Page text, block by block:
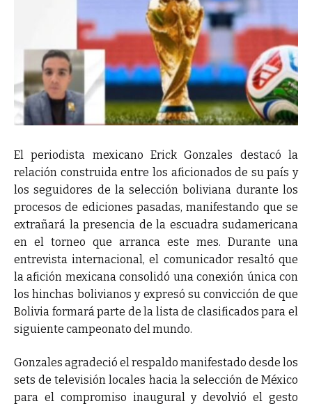
El periodista mexicano Erick Gonzales destacó la
relación construida entre los aficionados de su país y
los seguidores de la selección boliviana durante los
procesos de ediciones pasadas, manifestando que se
extrañará la presencia de la escuadra sudamericana
en el torneo que arranca este mes. Durante una
entrevista internacional, el comunicador resaltó que
la afición mexicana consolidó una conexión única con
los hinchas bolivianos y expresó su convicción de que
Bolivia formará parte de la lista de clasificados para el
siguiente campeonato del mundo.
Gonzales agradeció el respaldo manifestado desde los
sets de televisión locales hacia la selección de México
para el compromiso inaugural y devolvió el gesto